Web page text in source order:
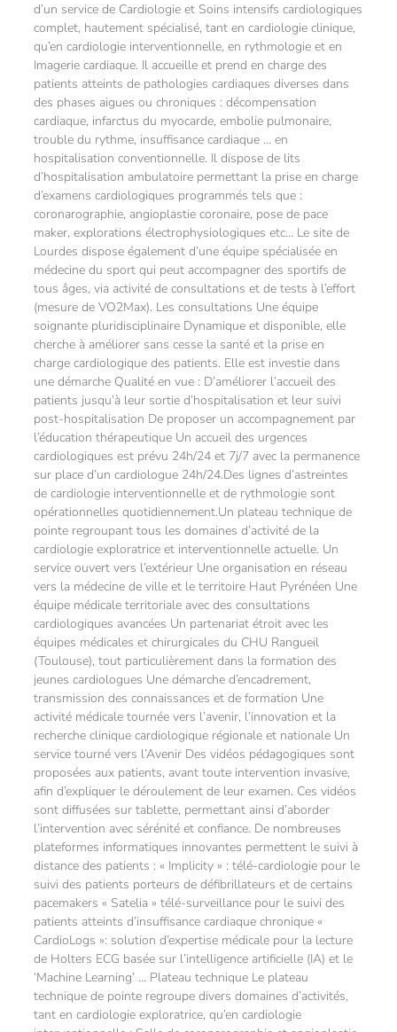
d’un service de Cardiologie et Soins intensifs cardiologiques
complet, hautement spécialisé, tant en cardiologie clinique,
qu’en cardiologie interventionnelle, en rythmologie et en
Imagerie cardiaque. Il accueille et prend en charge des
patients atteints de pathologies cardiaques diverses dans
des phases aigues ou chroniques : décompensation
cardiaque, infarctus du myocarde, embolie pulmonaire,
trouble du rythme, insuffisance cardiaque … en
hospitalisation conventionnelle. Il dispose de lits
d’hospitalisation ambulatoire permettant la prise en charge
d’examens cardiologiques programmés tels que :
coronarographie, angioplastie coronaire, pose de pace
maker, explorations électrophysiologiques etc… Le site de
Lourdes dispose également d’une équipe spécialisée en
médecine du sport qui peut accompagner des sportifs de
tous âges, via activité de consultations et de tests à l’effort
(mesure de VO2Max). Les consultations Une équipe
soignante pluridisciplinaire Dynamique et disponible, elle
cherche à améliorer sans cesse la santé et la prise en
charge cardiologique des patients. Elle est investie dans
une démarche Qualité en vue : D’améliorer l’accueil des
patients jusqu’à leur sortie d’hospitalisation et leur suivi
post-hospitalisation De proposer un accompagnement par
l’éducation thérapeutique Un accueil des urgences
cardiologiques est prévu 24h/24 et 7j/7 avec la permanence
sur place d’un cardiologue 24h/24.Des lignes d’astreintes
de cardiologie interventionnelle et de rythmologie sont
opérationnelles quotidiennement.Un plateau technique de
pointe regroupant tous les domaines d’activité de la
cardiologie exploratrice et interventionnelle actuelle. Un
service ouvert vers l’extérieur Une organisation en réseau
vers la médecine de ville et le territoire Haut Pyrénéen Une
équipe médicale territoriale avec des consultations
cardiologiques avancées Un partenariat étroit avec les
équipes médicales et chirurgicales du CHU Rangueil
(Toulouse), tout particulièrement dans la formation des
jeunes cardiologues Une démarche d’encadrement,
transmission des connaissances et de formation Une
activité médicale tournée vers l’avenir, l’innovation et la
recherche clinique cardiologique régionale et nationale Un
service tourné vers l’Avenir Des vidéos pédagogiques sont
proposées aux patients, avant toute intervention invasive,
afin d’expliquer le déroulement de leur examen. Ces vidéos
sont diffusées sur tablette, permettant ainsi d’aborder
l’intervention avec sérénité et confiance. De nombreuses
plateformes informatiques innovantes permettent le suivi à
distance des patients : « Implicity » : télé-cardiologie pour le
suivi des patients porteurs de défibrillateurs et de certains
pacemakers « Satelia » télé-surveillance pour le suivi des
patients atteints d’insuffisance cardiaque chronique «
CardioLogs »: solution d’expertise médicale pour la lecture
de Holters ECG basée sur l’intelligence artificielle (IA) et le
‘Machine Learning’ … Plateau technique Le plateau
technique de pointe regroupe divers domaines d’activités,
tant en cardiologie exploratrice, qu’en cardiologie